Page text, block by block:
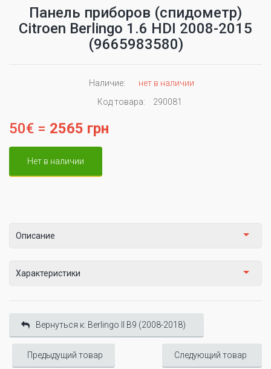
Панель приборов (спидометр)
Citroen Berlingo 1.6 HDI 2008-2015
(9665983580)
Наличие:
нет в наличии
Код товара:
290081
50€ = 2565 грн
Нет в наличии
Описание
Характеристики
Вернуться к: Berlingo II B9 (2008-2018)
Предыдущий товар Следующий товар